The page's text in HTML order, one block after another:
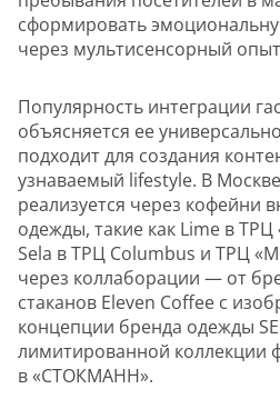
сформировать
через мультисенсорный
Популярность интеграции
объясняется ее
подходит для создания
узнаваемый lifestyle. В
реализуется через кофейни
одежды, такие как Lime в ТРЦ
Sela в ТРЦ Columbus и ТРЦ
через коллаборации — от
стаканов Eleven Coffee с
концепции бренда одежды
лимитированной коллекции
в «СТОКМАНН».